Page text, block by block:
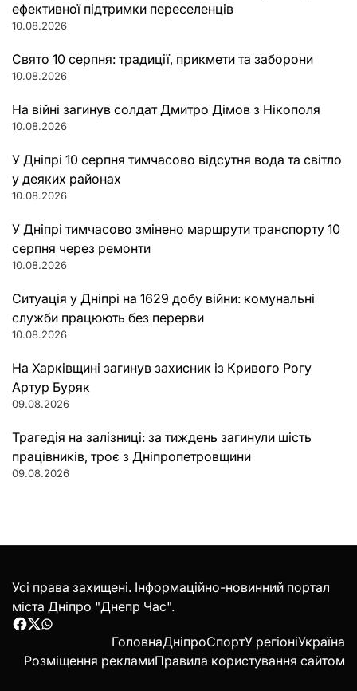
ефективної підтримки переселенців
10.08.2026
Свято 10 серпня: традиції, прикмети та заборони
10.08.2026
На війні загинув солдат Дмитро Дімов з Нікополя
10.08.2026
У Дніпрі 10 серпня тимчасово відсутня вода та світло
у деяких районах
10.08.2026
У Дніпрі тимчасово змінено маршрути транспорту 10
серпня через ремонти
10.08.2026
Ситуація у Дніпрі на 1629 добу війни: комунальні
служби працюють без перерви
10.08.2026
На Харківщині загинув захисник із Кривого Рогу
Артур Буряк
09.08.2026
Трагедія на залізниці: за тиждень загинули шість
працівників, троє з Дніпропетровщини
09.08.2026
Усі права захищені. Інформаційно-новинний портал
міста Дніпро "Днепр Час".
Facebook
Twitter
WhatsApp
ГоловнаДніпроСпортУ регіоніУкраїна
Розміщення рекламиПравила користування сайтом